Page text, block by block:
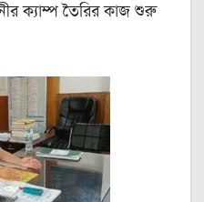
ক্যাম্প তৈরির কাজ শুরু